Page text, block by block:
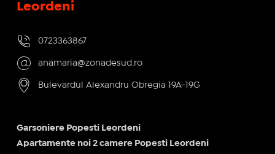
Leordeni
0723363867
anamaria@zonadesud.ro
Bulevardul Alexandru Obregia 19A-19G
Garsoniere Popesti Leordeni
Apartamente noi 2 camere Popesti Leordeni